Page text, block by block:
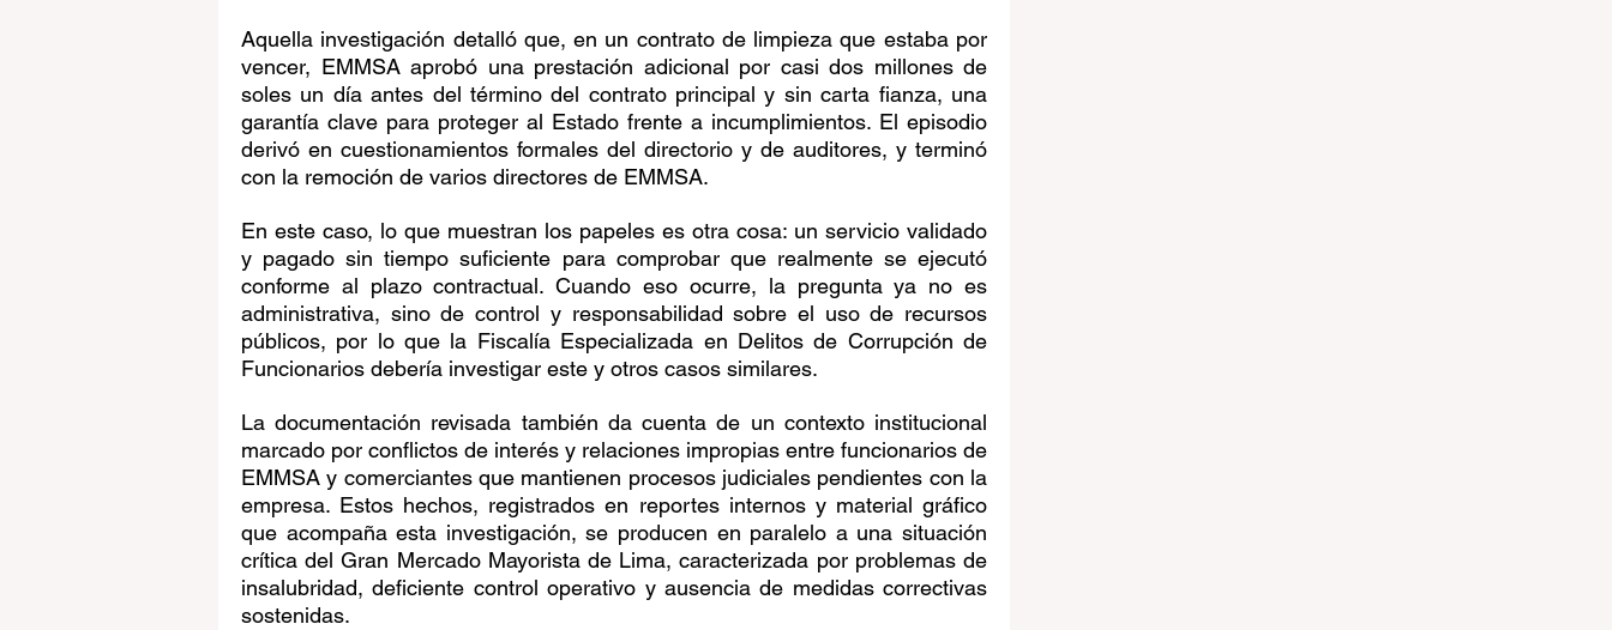
Aquella investigación detalló que, en un contrato de limpieza que estaba por
vencer, EMMSA aprobó una prestación adicional por casi dos millones de
soles un día antes del término del contrato principal y sin carta fianza, una
garantía clave para proteger al Estado frente a incumplimientos. El episodio
derivó en cuestionamientos formales del directorio y de auditores, y terminó
con la remoción de varios directores de EMMSA.
En este caso, lo que muestran los papeles es otra cosa: un servicio validado
y pagado sin tiempo suficiente para comprobar que realmente se ejecutó
conforme al plazo contractual. Cuando eso ocurre, la pregunta ya no es
administrativa, sino de control y responsabilidad sobre el uso de recursos
públicos, por lo que la Fiscalía Especializada en Delitos de Corrupción de
Funcionarios debería investigar este y otros casos similares.
La documentación revisada también da cuenta de un contexto institucional
marcado por conflictos de interés y relaciones impropias entre funcionarios de
EMMSA y comerciantes que mantienen procesos judiciales pendientes con la
empresa. Estos hechos, registrados en reportes internos y material gráfico
que acompaña esta investigación, se producen en paralelo a una situación
crítica del Gran Mercado Mayorista de Lima, caracterizada por problemas de
insalubridad, deficiente control operativo y ausencia de medidas correctivas
sostenidas.